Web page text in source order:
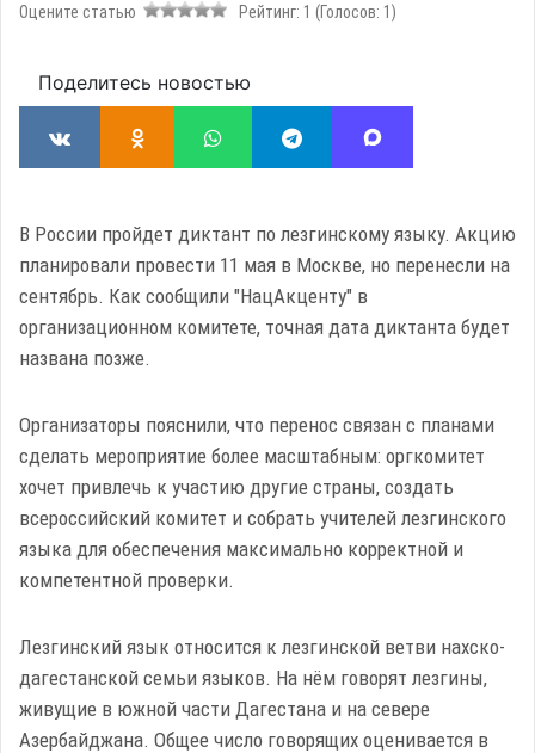
Оцените статью
Рейтинг: 1 (Голосов: 1 )
Поделитесь новостью
В России пройдет диктант по лезгинскому языку. Акцию
планировали провести 11 мая в Москве, но перенесли на
сентябрь. Как сообщили "НацАкценту" в
организационном комитете, точная дата диктанта будет
названа позже.
Организаторы пояснили, что перенос связан с планами
сделать мероприятие более масштабным: оргкомитет
хочет привлечь к участию другие страны, создать
всероссийский комитет и собрать учителей лезгинского
языка для обеспечения максимально корректной и
компетентной проверки.
Лезгинский язык относится к лезгинской ветви нахско-
дагестанской семьи языков. На нём говорят лезгины,
живущие в южной части Дагестана и на севере
Азербайджана. Общее число говорящих оценивается в